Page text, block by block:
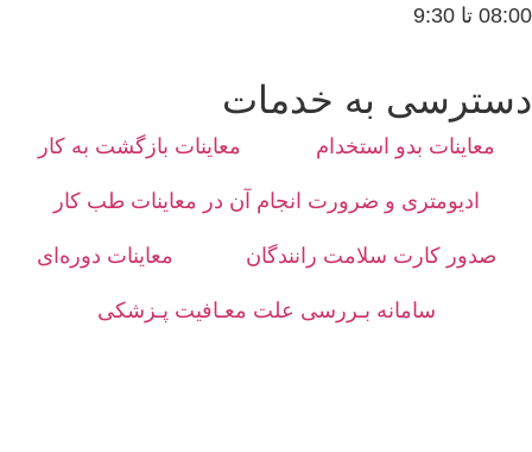
08:00 تا 9:30
دسترسی به خدمات
معاینات بدو استخدام معاینات بازگشت به کار
ادیومتری و ضرورت انجام آن در معاینات طب کار
صدور کارت سلامت رانندگان معاینات دوره‌ای
سامانه بـررسی علت معـافیت پـزشکی